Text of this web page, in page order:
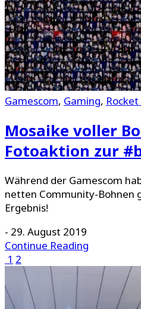
Gamescom, Gaming,
Mosaike voller
Fotoaktion zur
Während der Gamescom
netten Community-Bohnen
Ergebnis!
- 29. August 2019
Continue Reading
1 2